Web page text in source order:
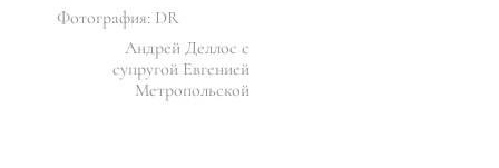
Фотография: DR
Андрей Деллос с
супругой Евгенией
Метропольской